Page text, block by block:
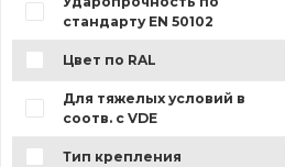
стандарту EN 50102
Цвет по RAL
Для тяжелых условий в
соотв. с VDE
Тип крепления